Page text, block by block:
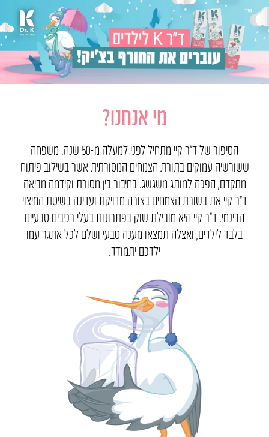
מי אנחנו?
הסיפור של ד”ר קיי מתחיל לפני למעלה מ-50 שנה. משפחה
ששורשיה עמוקים בתורת הצמחים המסורתית אשר בשילוב פיתוח
מתקדם, הפכה למותג משגשג. בחיבור בין מסורת וקידמה מביאה
ד”ר קיי את בשורת הצמחים בצורה מדויקת ועדינה בשיטת המיצוי
הדינמי. ד”ר קיי היא מובילת שוק בפתרונות בעלי רכיבים טבעיים
בלבד לילדים, ואצלה תמצאו מענה טבעי ושלם לכל אתגר עמו
ילדכם יתמודד.